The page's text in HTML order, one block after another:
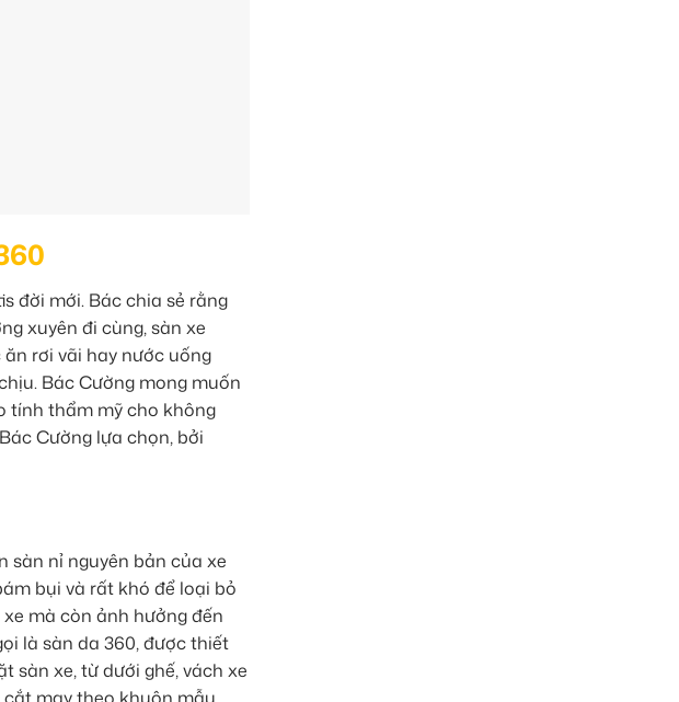
đời mới. Bác chia sẻ rằng
xuyên đi cùng, sàn xe
rơi vãi hay nước uống
Bác Cường mong muốn
tính thẩm mỹ cho không
Cường lựa chọn, bởi
sàn nỉ nguyên bản của xe
bụi và rất khó để loại bỏ
mà còn ảnh hưởng đến
là sàn da 360, được thiết
sàn xe, từ dưới ghế, vách xe